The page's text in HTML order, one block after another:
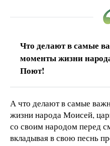
Что делают в самые
моменты жизни
Поют!
А что делают в самые
жизни народа Моисей,
со своим народом перед
вкладывая в свою песнь